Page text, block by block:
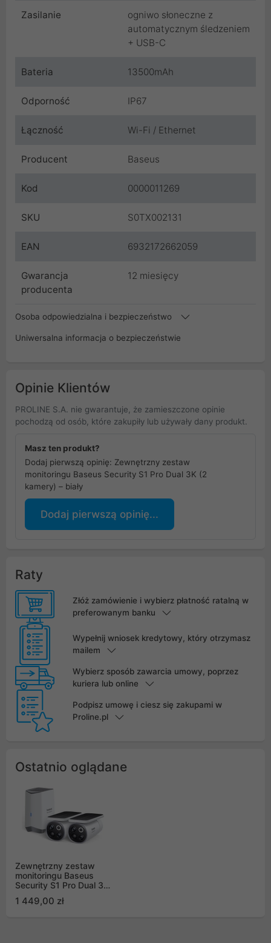
Zasilanie
ogniwo słoneczne z
automatycznym śledzeniem
+ USB-C
Bateria 13500mAh
Odporność IP67
Łączność Wi-Fi / Ethernet
Producent Baseus
Kod 0000011269
SKU S0TX002131
EAN 6932172662059
Gwarancja
producenta
12 miesięcy
Osoba odpowiedzialna i bezpieczeństwo
Uniwersalna informacja o bezpieczeństwie
Opinie Klientów
PROLINE S.A. nie gwarantuje, że zamieszczone opinie
pochodzą od osób, które zakupiły lub używały dany produkt.
Masz ten produkt?
Dodaj pierwszą opinię: Zewnętrzny zestaw
monitoringu Baseus Security S1 Pro Dual 3K (2
kamery) – biały
Dodaj pierwszą opinię...
Raty
Złóż zamówienie i wybierz płatność ratalną w
preferowanym banku
Wypełnij wniosek kredytowy, który otrzymasz
mailem
Wybierz sposób zawarcia umowy, poprzez
kuriera lub online
Podpisz umowę i ciesz się zakupami w
Proline.pl
Ostatnio oglądane
Zewnętrzny zestaw
monitoringu Baseus
Security S1 Pro Dual 3K
1 449,00 zł